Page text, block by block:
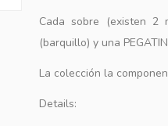
Cada sobre (existen 2
(barquillo) y una
La colección la
Details: